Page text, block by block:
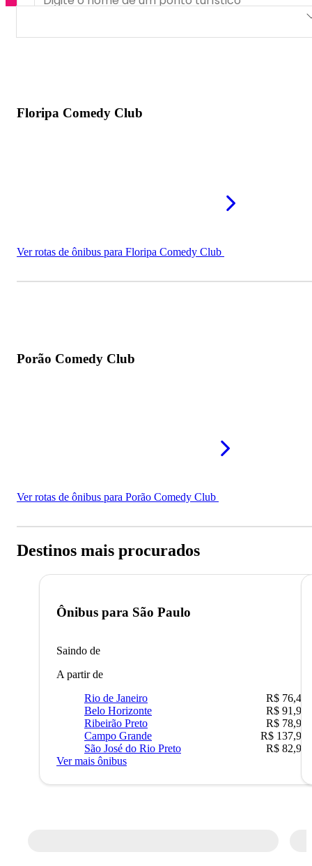
Floripa Comedy Club
Ver rotas de ônibus para Floripa Comedy Club
Porão Comedy Club
Ver rotas de ônibus para Porão Comedy Club
Destinos mais procurados
Ônibus para São Paulo
Saindo de
A partir de
Rio de Janeiro
R$ 76,42
Belo Horizonte
R$ 91,90
Ribeirão Preto
R$ 78,90
Campo Grande
R$ 137,90
São José do Rio Preto
R$ 82,90
Ver mais ônibus